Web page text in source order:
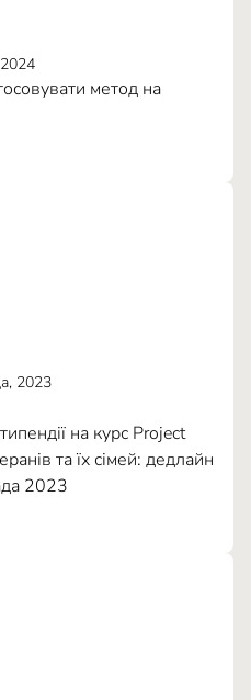
радо презентує
та
штучного
метод на
2023
на курс Project
та їх сімей: дедлайн
2023